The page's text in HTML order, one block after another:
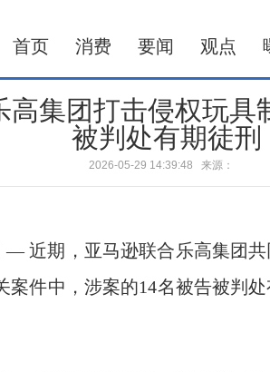
首页 消费 要闻 观点
高集团打击侵权玩具
被判处有期徒刑
2026-05-29 14:39:48 来源：
— 近期，亚马逊联合乐高集团
案件中，涉案的14名被告被判